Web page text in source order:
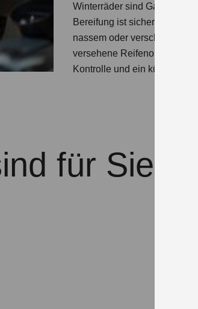
Winterräder sind
Bereifung ist sicherer.
nassem oder verschneitem
versehene Reifenoberfläche
Kontrolle und ein kürzerer
für Sie da